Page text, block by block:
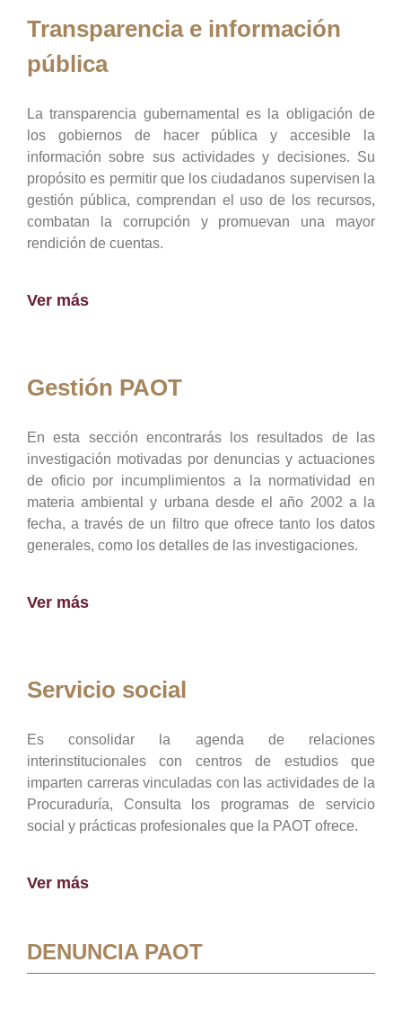
Transparencia e información
pública
La transparencia gubernamental es la obligación de
los gobiernos de hacer pública y accesible la
información sobre sus actividades y decisiones. Su
propósito es permitir que los ciudadanos supervisen la
gestión pública, comprendan el uso de los recursos,
combatan la corrupción y promuevan una mayor
rendición de cuentas.
Ver más
Gestión PAOT
En esta sección encontrarás los resultados de las
investigación motivadas por denuncias y actuaciones
de oficio por incumplimientos a la normatividad en
materia ambiental y urbana desde el año 2002 a la
fecha, a través de un filtro que ofrece tanto los datos
generales, como los detalles de las investigaciones.
Ver más
Servicio social
Es consolidar la agenda de relaciones
interinstitucionales con centros de estudios que
imparten carreras vinculadas con las actividades de la
Procuraduría, Consulta los programas de servicio
social y prácticas profesionales que la PAOT ofrece.
Ver más
DENUNCIA PAOT